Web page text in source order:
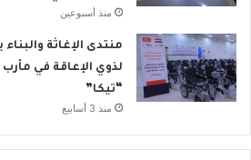
منذ أسبوعين
لذوي الإعاقة في مأرب
“تيكا”
منذ 3 أسابيع